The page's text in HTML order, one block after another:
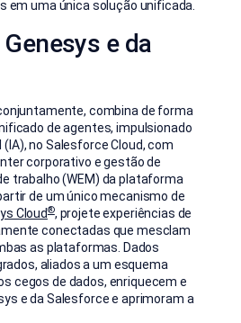
em uma única solução unificada.
e da
combina de forma
de agentes, impulsionado
no Salesforce Cloud, com
corporativo e gestão de
trabalho (WEM) da plataforma
de um único mecanismo de
Cloud®, projete experiências de
conectadas que mesclam
as plataformas. Dados
aliados a um esquema
cegos de dados, enriquecem e
e da Salesforce e aprimoram a